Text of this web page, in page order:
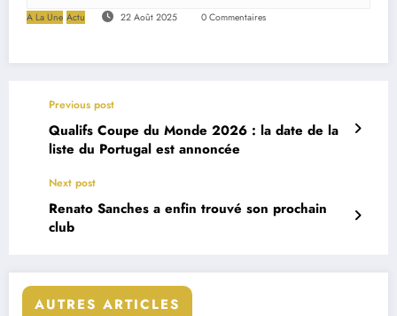
A La Une Actu 22 Août 2025 0 Commentaires
Previous post
Qualifs Coupe du Monde 2026 : la date de la
liste du Portugal est annoncée
Next post
Renato Sanches a enfin trouvé son prochain
club
AUTRES ARTICLES